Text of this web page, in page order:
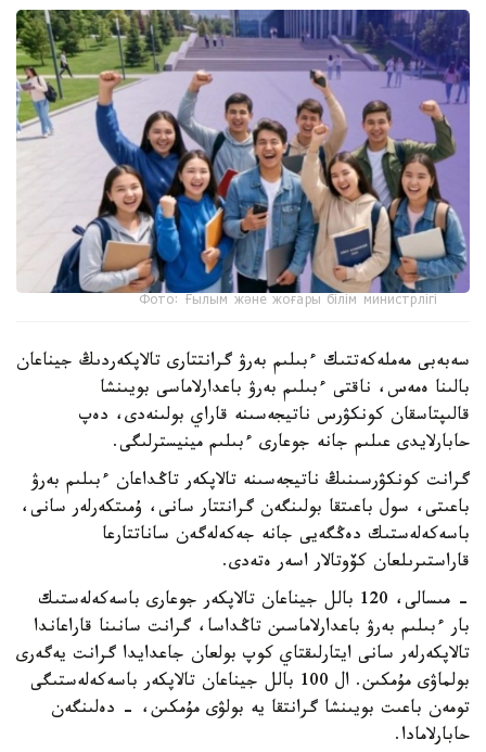
Фото: Ғылым және жоғары білім министрлігі
سەبەبى مەملەكەتتىك ءبىلىم بەرۋ گرانتتارى تالاپكەردىڭ جيناعان
بالىنا ەمەس، ناقتى ءبىلىم بەرۋ باعدارلاماسى بويىنشا
قالىپتاسقان كونكۋرس ناتيجەسىنە قاراي بولىنەدى، دەپ
حابارلايدى عىلىم جانە جوعارى ءبىلىم مينيسترلىگى.
گرانت كونكۋرسىنىڭ ناتيجەسىنە تالاپكەر تاڭداعان ءبىلىم بەرۋ
باعىتى، سول باعىتقا بولىنگەن گرانتتار سانى، ۇمىتكەرلەر سانى،
باسەكەلەستىك دەڭگەيى جانە جەكەلەگەن ساناتتارعا
قاراستىرىلعان كۆوتالار اسەر ەتەدى.
- مىسالى، 120 بالل جيناعان تالاپكەر جوعارى باسەكەلەستىك
بار ءبىلىم بەرۋ باعدارلاماسىن تاڭداسا، گرانت سانىنا قاراعاندا
تالاپكەرلەر سانى ايتارلىقتاي كوپ بولعان جاعدايدا گرانت يەگەرى
بولماۋى مۇمكىن. ال 100 بالل جيناعان تالاپكەر باسەكەلەستىگى
تومەن باعىت بويىنشا گرانتقا يە بولۋى مۇمكىن، - دەلىنگەن
حابارلامادا.